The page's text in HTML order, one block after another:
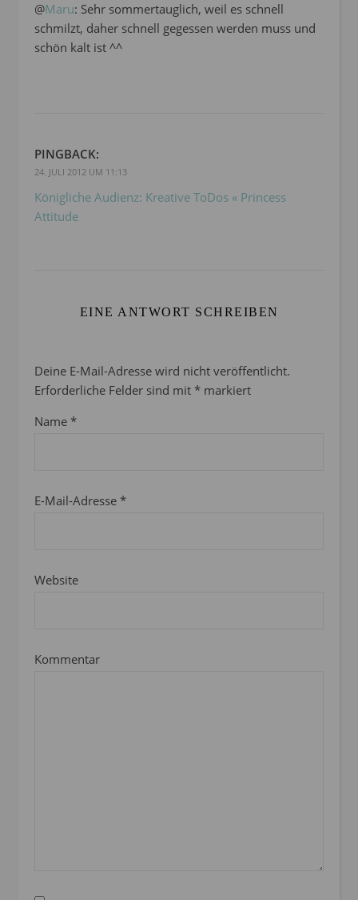
@Maru: Sehr sommertauglich, weil es schnell
schmilzt, daher schnell gegessen werden muss und
schön kalt ist ^^
PINGBACK:
24. JULI 2012 UM 11:13
Königliche Audienz: Kreative ToDos « Princess
Attitude
EINE ANTWORT SCHREIBEN
Deine E-Mail-Adresse wird nicht veröffentlicht.
Erforderliche Felder sind mit * markiert
Name *
E-Mail-Adresse *
Website
Kommentar